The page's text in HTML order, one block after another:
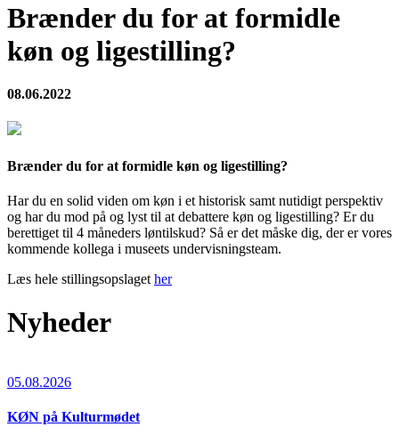
Brænder du for at formidle
køn og ligestilling?
08.06.2022
Brænder du for at formidle køn og ligestilling?
Har du en solid viden om køn i et historisk samt nutidigt perspektiv
og har du mod på og lyst til at debattere køn og ligestilling? Er du
berettiget til 4 måneders løntilskud? Så er det måske dig, der er vores
kommende kollega i museets undervisningsteam.
Læs hele stillingsopslaget her
Nyheder
05.08.2026
KØN på Kulturmødet